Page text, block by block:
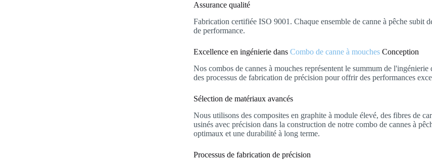
Assurance qualité
Fabrication certifiée ISO 9001. Chaque ensemble de canne à pêche subit
de performance.
Excellence en ingénierie dansCombo de canne à mouches Conception
Nos combos de cannes à mouches représentent le summum de
des processus de fabrication de précision pour offrir des performances
Sélection de matériaux avancés
Nous utilisons des composites en graphite à module élevé, des fibres de
usinés avec précision dans la construction de notre combo de cannes à
optimaux et une durabilité à long terme.
Processus de fabrication de précision